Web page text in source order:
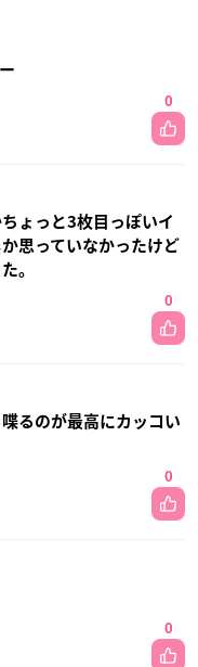
0
ょっと3枚目っぽいイ
思っていなかったけど
。
0
るのが最高にカッコい
0
0